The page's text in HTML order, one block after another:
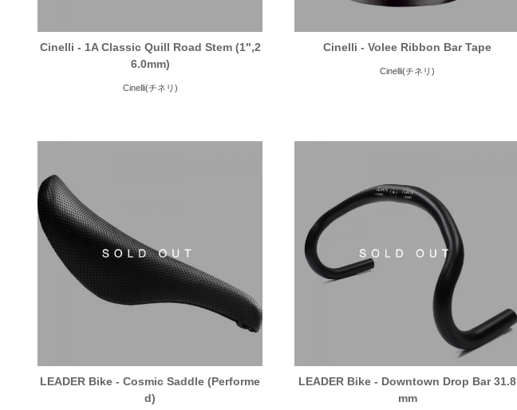
Cinelli - 1A Classic Quill Road Stem (1",2
6.0mm)
Cinelli(チネリ)
Cinelli - Volee Ribbon Bar Tape
Cinelli(チネリ)
LEADER Bike - Cosmic Saddle (Performe
d)
LEADER Bike - Downtown Drop Bar 31.8
mm